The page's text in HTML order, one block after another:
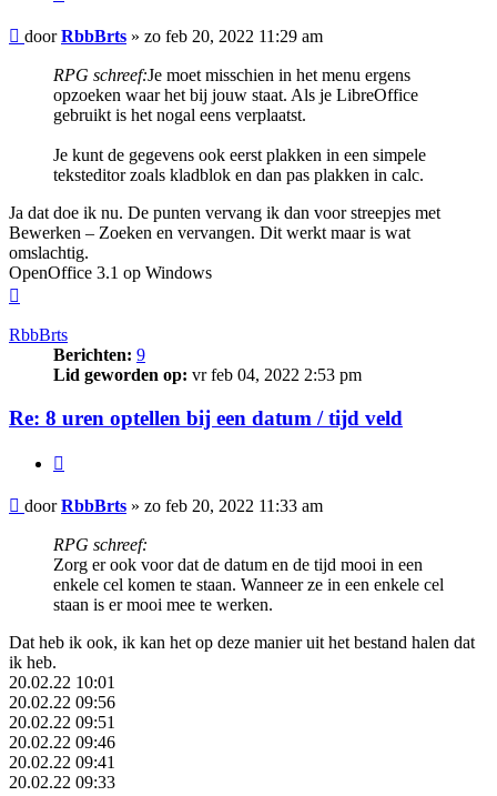
Bericht
doorRbbBrts » zo feb 20, 2022 11:29 am
RPG schreef:Je moet misschien in het menu ergens
opzoeken waar het bij jouw staat. Als je LibreOffice
gebruikt is het nogal eens verplaatst.
Je kunt de gegevens ook eerst plakken in een simpele
teksteditor zoals kladblok en dan pas plakken in calc.
Ja dat doe ik nu. De punten vervang ik dan voor streepjes met
Bewerken – Zoeken en vervangen. Dit werkt maar is wat
omslachtig.
OpenOffice 3.1 op Windows
RbbBrts
Berichten: 9
Lid geworden op: vr feb 04, 2022 2:53 pm
Re: 8 uren optellen bij een datum / tijd veld
Bericht
doorRbbBrts » zo feb 20, 2022 11:33 am
RPG schreef:
Zorg er ook voor dat de datum en de tijd mooi in een
enkele cel komen te staan. Wanneer ze in een enkele cel
staan is er mooi mee te werken.
Dat heb ik ook, ik kan het op deze manier uit het bestand halen dat
ik heb.
20.02.22 10:01
20.02.22 09:56
20.02.22 09:51
20.02.22 09:46
20.02.22 09:41
20.02.22 09:33